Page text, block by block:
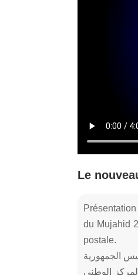
Le
du Mujahid
postale.
الجمهورية
ميرة و المركز الوطني